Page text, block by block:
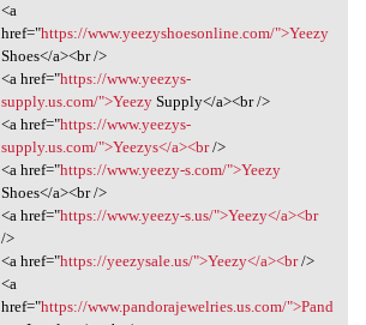
<a
href="https://www.yeezyshoesonline.com/">Yeezy
Shoes</a><br />
<a href="https://www.yeezys-
supply.us.com/">YeezySupply</a><br />
<a href="https://www.yeezys-
supply.us.com/">Yeezys</a><br/>
<a href="https://www.yeezy-s.com/">Yeezy
Shoes</a><br />
<a href="https://www.yeezy-s.us/">Yeezy</a><br
/>
<a href="https://yeezysale.us/">Yeezy</a><br/>
<a
href="https://www.pandorajewelries.us.com/">Pand